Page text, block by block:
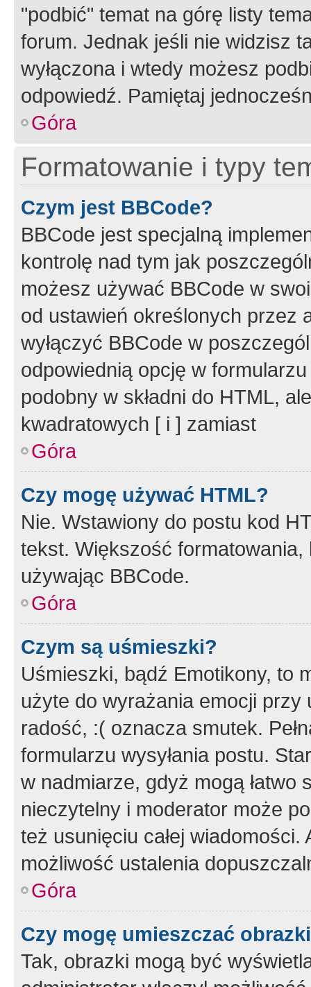
"podbić" temat na górę listy
forum. Jednak jeśli nie widzisz
wyłączona i wtedy możesz
odpowiedź. Pamiętaj
Góra
Formatowanie i typy
Czym jest BBCode?
BBCode jest specjalną
kontrolę nad tym jak
możesz używać BBCode w
od ustawień określonych przez
wyłączyć BBCode w
odpowiednią opcję w
podobny w składni do HTML,
kwadratowych [ i ] zamiast
Góra
Czy mogę używać HTML?
Nie. Wstawiony do postu kod
tekst. Większość
używając BBCode.
Góra
Czym są uśmieszki?
Uśmieszki, bądź Emotikony, to
użyte do wyrażania emocji
radość, :( oznacza smutek.
formularzu wysyłania postu.
w nadmiarze, gdyż mogą
nieczytelny i moderator może
też usunięciu całej
możliwość ustalenia
Góra
Czy mogę umieszczać
Tak, obrazki mogą być